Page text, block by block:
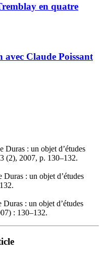
en quatre
Claude Poissant
Duras : un objet d’études
(2), 2007, p. 130–132.
: un objet d’études
: un objet d’études
: 130–132.